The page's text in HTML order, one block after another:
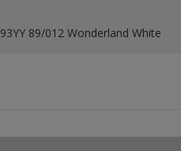
93YY 89/012 Wonderland White